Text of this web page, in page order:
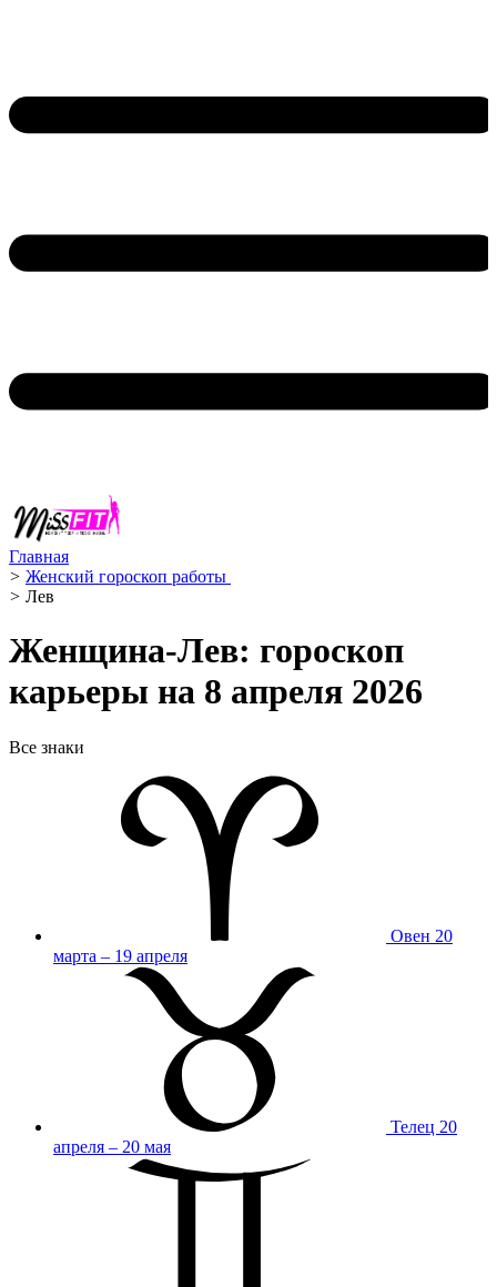
Главная
> Женский гороскоп работы ‍
> Лев ️
Женщина-Лев: гороскоп
карьеры на 8 апреля 2026
Все знаки
Овен 20
марта – 19 апреля
Телец 20
апреля – 20 мая